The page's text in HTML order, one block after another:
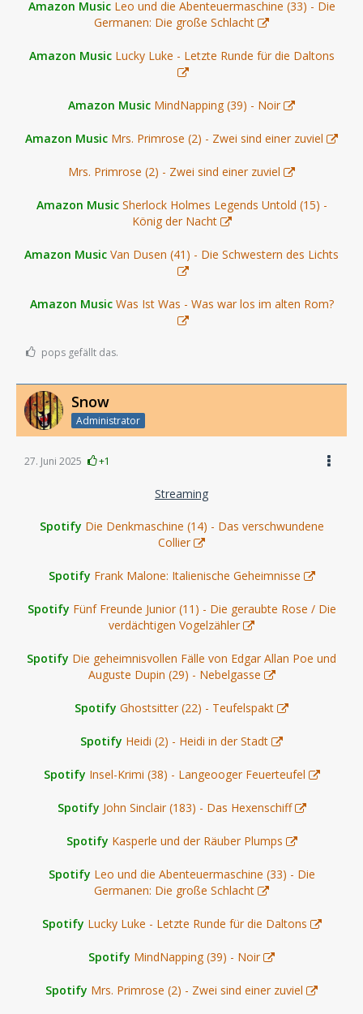
Amazon Music Leo und die Abenteuermaschine (33) - Die
Germanen: Die große Schlacht
Amazon Music Lucky Luke - Letzte Runde für die Daltons
Amazon Music MindNapping (39) - Noir
Amazon Music Mrs. Primrose (2) - Zwei sind einer zuviel
Mrs. Primrose (2) - Zwei sind einer zuviel
Amazon Music Sherlock Holmes Legends Untold (15) -
König der Nacht
Amazon Music Van Dusen (41) - Die Schwestern des Lichts
Amazon Music Was Ist Was - Was war los im alten Rom?
pops gefällt das.
Snow
Administrator
27. Juni 2025 +1
Streaming
Spotify Die Denkmaschine (14) - Das verschwundene
Collier
Spotify Frank Malone: Italienische Geheimnisse
Spotify Fünf Freunde Junior (11) - Die geraubte Rose / Die
verdächtigen Vogelzähler
Spotify Die geheimnisvollen Fälle von Edgar Allan Poe und
Auguste Dupin (29) - Nebelgasse
Spotify Ghostsitter (22) - Teufelspakt
Spotify Heidi (2) - Heidi in der Stadt
Spotify Insel-Krimi (38) - Langeooger Feuerteufel
Spotify John Sinclair (183) - Das Hexenschiff
Spotify Kasperle und der Räuber Plumps
Spotify Leo und die Abenteuermaschine (33) - Die
Germanen: Die große Schlacht
Spotify Lucky Luke - Letzte Runde für die Daltons
Spotify MindNapping (39) - Noir
Spotify Mrs. Primrose (2) - Zwei sind einer zuviel